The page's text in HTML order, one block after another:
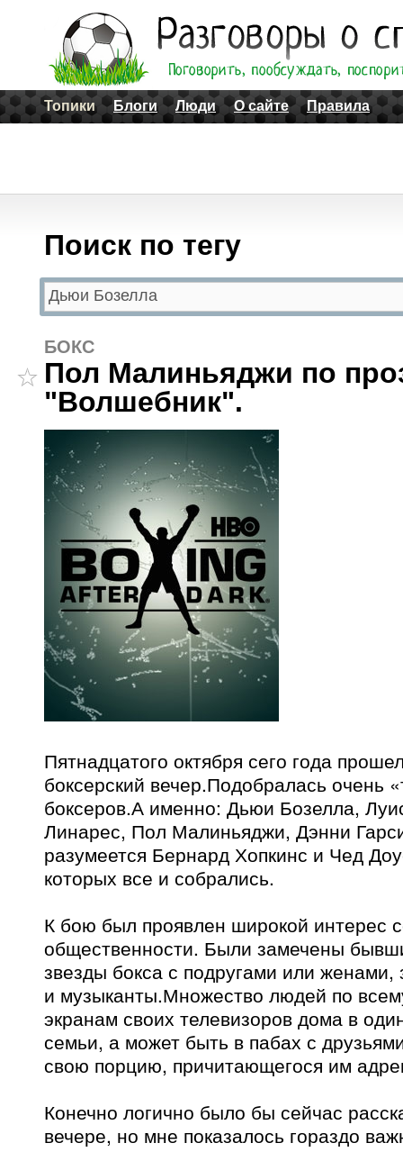
Топики Блоги Люди О сайте Правила
Поиск по тегу
БОКС
Пол Малиньяджи по
"Волшебник".
Пятнадцатого октября сего года
боксерский вечер.Подобралась очень
боксеров.А именно: Дьюи Бозелла,
Линарес, Пол Малиньяджи, Дэнни
разумеется Бернард Хопкинс и Чед
которых все и собрались.
К бою был проявлен широкой интерес
общественности. Были замечены
звезды бокса с подругами или
и музыканты.Множество людей по
экранам своих телевизоров дома в
семьи, а может быть в пабах с
свою порцию, причитающегося им
Конечно логично было бы сейчас
вечере, но мне показалось гораздо